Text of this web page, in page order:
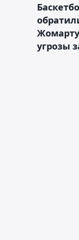
Жомарту
угрозы